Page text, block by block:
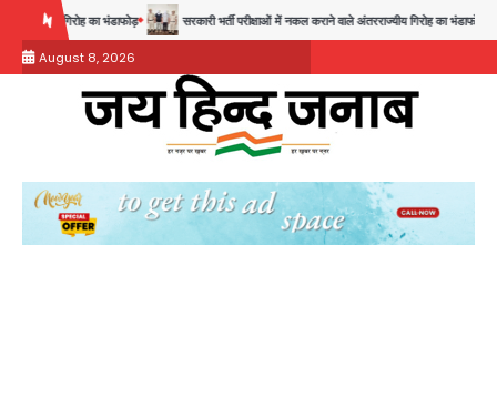
content
भंडाफोड़ सरकारी भर्ती परीक्षाओं में नकल कराने वाले अंतरराज्यीय गिरोह का भंडाफोड़, मास्टरमाइंड समेत 7
August 8, 2026